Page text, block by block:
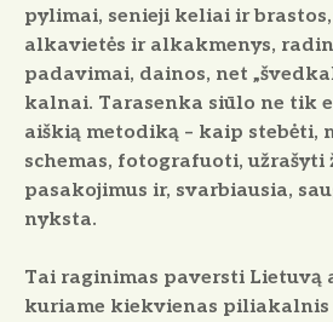
pylimai, senieji keliai ir
alkavietės ir alkakmenys,
padavimai, dainos, net
kalnai. Tarasenka siūlo ne tik
aiškią metodiką – kaip stebėti,
schemas, fotografuoti, užrašyti
pasakojimus ir, svarbiausia,
nyksta.
Tai raginimas paversti Lietuvą
kuriame kiekvienas piliakalnis